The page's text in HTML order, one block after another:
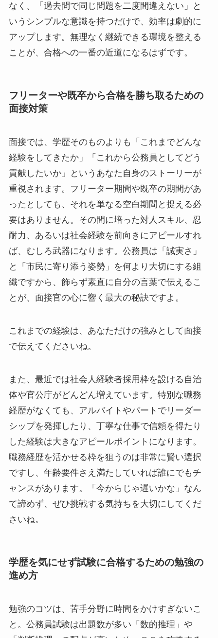
なく、「過去問で同じ問題を二度間違えない」と
いうシンプルな意識を持つだけで、効率は劇的に
アップします。無理なく継続できる環境を整える
ことが、合格への一番の近道になるはずです。
フリーターや既卒から合格を勝ち取るための
面接対策
面接では、学歴そのものよりも「これまでどんな
経験をしてきたか」「これから公務員としてどう
貢献したいか」というあなた自身のストーリーが
重視されます。フリーター期間や既卒の期間があ
ったとしても、それを単なる空白期間と捉える必
要はありません。その間に培った対人スキル、忍
耐力、あるいは社会経験を前向きにアピールすれ
ば、むしろ武器になります。公務員は「誠実さ」
と「市民に寄り添う姿勢」を何より大切にする組
織ですから、飾らず素直に自分の言葉で伝えるこ
とが、面接官の心に響く最大の秘訣ですよ。
これまでの経験は、あなただけの強みとして面接
で伝えてくださいね。
また、最近では社会人経験者採用枠を設ける自治
体や官公庁がどんどん増えています。特別な職務
経歴がなくても、アルバイトやパートでリーダー
シップを発揮したり、丁寧な仕事で信頼を得たり
した経験は大きなアピールポイントになります。
職務経歴を活かせる枠を狙うのは非常に賢い選択
ですし、年齢要件さえ満たしていれば誰にでもチ
ャンスがあります。「今からじゃ遅いかな」なん
て諦めず、ぜひ挑戦する気持ちを大切にしてくだ
さいね。
学歴を気にせず試験に合格するための勉強の
進め方
勉強のコツは、苦手分野に時間をかけすぎないこ
と。公務員試験は出題数が多い「数的推理」や